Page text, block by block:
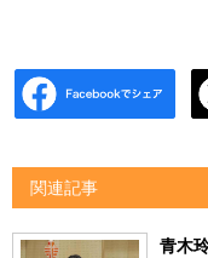
関連記事
青木